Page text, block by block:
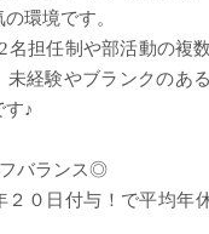
環境です。
名担任制や部活動の複
未経験やブランクのあ
す♪
バランス◎
２０日付与！で平均年